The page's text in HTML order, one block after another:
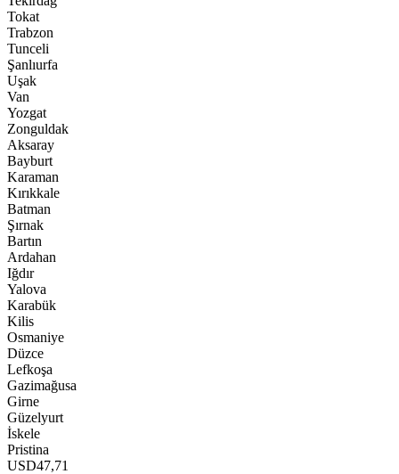
Tokat
Trabzon
Tunceli
Şanlıurfa
Uşak
Van
Yozgat
Zonguldak
Aksaray
Bayburt
Karaman
Kırıkkale
Batman
Şırnak
Bartın
Ardahan
Iğdır
Yalova
Karabük
Kilis
Osmaniye
Düzce
Lefkoşa
Gazimağusa
Girne
Güzelyurt
İskele
Pristina
USD47,71